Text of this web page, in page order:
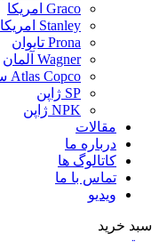
Graco امریکا
Stanley امریکا
Prona تایوان
Wagner آلمان
Atlas Copco سوئد
SP ژاپن
NPK ژاپن
مقالات
درباره ما
کاتالوگ ها
تماس با ما
ویدیو
سبد خرید